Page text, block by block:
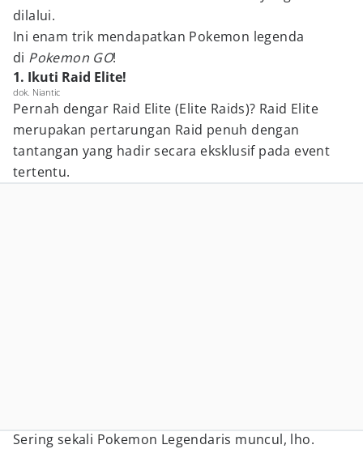
dilalui.
Ini enam trik mendapatkan Pokemon legenda
di Pokemon GO!
1. Ikuti Raid Elite!
dok. Niantic
Pernah dengar Raid Elite (Elite Raids)? Raid Elite
merupakan pertarungan Raid penuh dengan
tantangan yang hadir secara eksklusif pada event
tertentu.
Sering sekali Pokemon Legendaris muncul, lho.